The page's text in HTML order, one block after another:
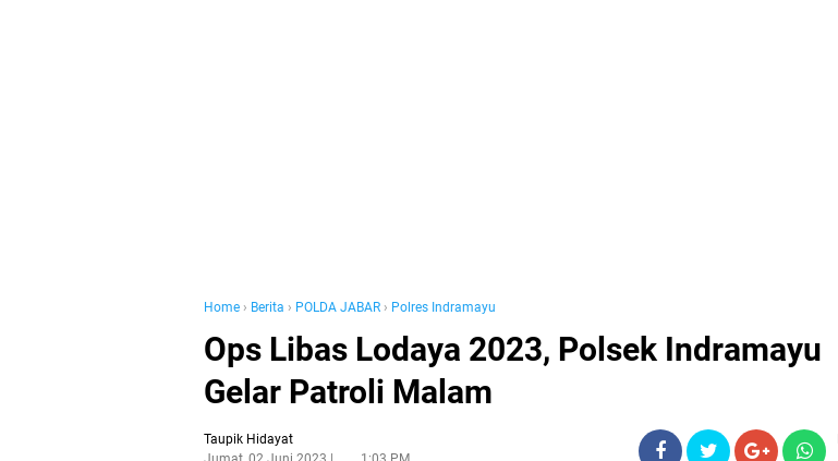
Home › Berita › POLDA JABAR › Polres Indramayu
Ops Libas Lodaya 2023, Polsek Indramayu
Gelar Patroli Malam
Taupik Hidayat